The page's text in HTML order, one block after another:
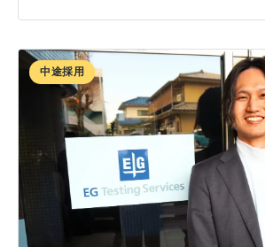
中途採用